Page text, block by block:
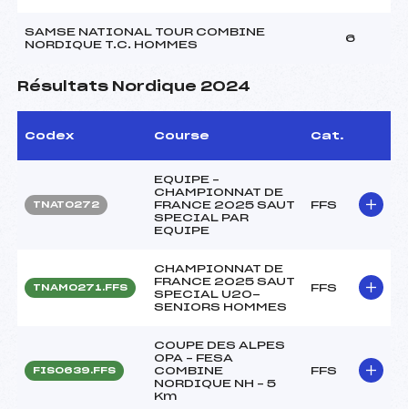
SAMSE NATIONAL TOUR COMBINE
NORDIQUE T.C. HOMMES
6
Résultats Nordique 2024
Codex Course Cat.
TNAT0272
EQUIPE –
CHAMPIONNAT DE
FRANCE 2025 SAUT
SPECIAL PAR
EQUIPE
FFS
TNAM0271.FFS
CHAMPIONNAT DE
FRANCE 2025 SAUT
SPECIAL U20-
SENIORS HOMMES
FFS
FIS0639.FFS
COUPE DES ALPES
OPA – FESA
COMBINE
NORDIQUE NH – 5
Km
FFS